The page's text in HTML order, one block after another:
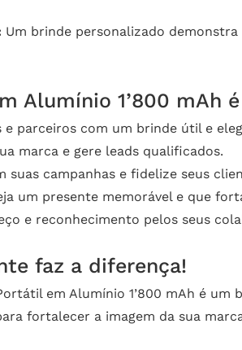
Um brinde personalizado
Alumínio 1’800 mAh
e parceiros com um brinde útil e
marca e gere leads qualificados.
suas campanhas e fidelize seus
um presente memorável e que
e reconhecimento pelos seus
faz a diferença!
em Alumínio 1’800 mAh é
fortalecer a imagem da sua